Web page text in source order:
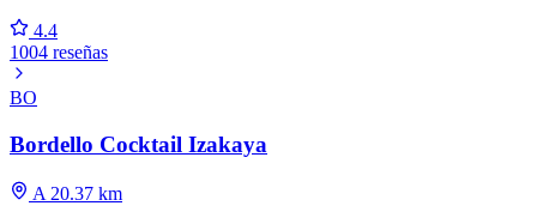
4.4
1004 reseñas
BO
Bordello Cocktail Izakaya
A 20.37 km